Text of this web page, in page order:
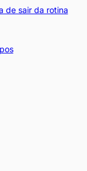
de sair da rotina